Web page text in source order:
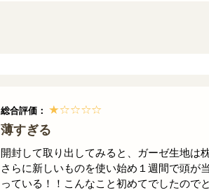
総合評価：
薄すぎる
開封して取り出してみると、ガーゼ生地は
さらに新しいものを使い始め１週間で頭が
っている！！こんなこと初めてでしたので